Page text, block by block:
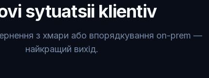
sytuatsii klientiv
з хмари або впорядкування on-prem —
найкращий вихід.